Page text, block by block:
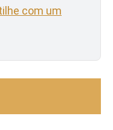
com um